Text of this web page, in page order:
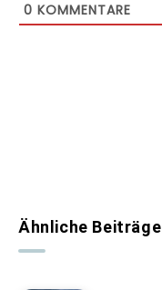
0 KOMMENTARE
Ähnliche Beiträge